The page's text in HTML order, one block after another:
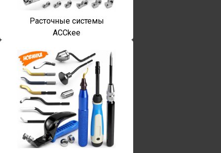
Расточные системы
ACCkee